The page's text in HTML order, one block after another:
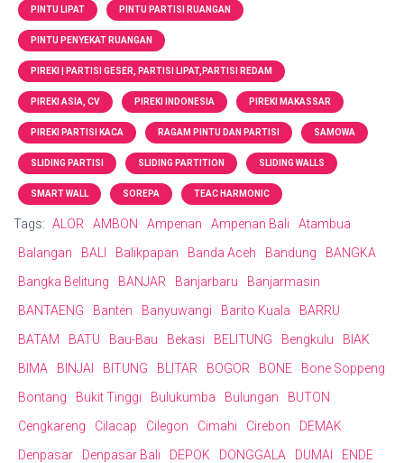
PINTU LIPAT PINTU PARTISI RUANGAN
PINTU PENYEKAT RUANGAN
PIREKI | PARTISI GESER, PARTISI LIPAT,PARTISI REDAM
PIREKI ASIA, CV PIREKI INDONESIA PIREKI MAKASSAR
PIREKI PARTISI KACA RAGAM PINTU DAN PARTISI SAMOWA
SLIDING PARTISI SLIDING PARTITION SLIDING WALLS
SMART WALL SOREPA TEAC HARMONIC
Tags: ALOR AMBON Ampenan Ampenan Bali
Atambua
Balangan
BALI Balikpapan Banda Aceh Bandung
BANGKA
Bangka Belitung
BANJAR Banjarbaru
Banjarmasin
BANTAENG
Banten Banyuwangi Barito Kuala
BARRU
BATAM
BATU Bau-Bau Bekasi BELITUNG Bengkulu
BIAK
BIMA
BINJAI BITUNG BLITAR BOGOR BONE
Bone Soppeng
Bontang
Bukit Tinggi Bulukumba Bulungan
BUTON
Cengkareng
Cilacap Cilegon Cimahi Cirebon
DEMAK
Denpasar
Denpasar Bali DEPOK DONGGALA DUMAI
ENDE